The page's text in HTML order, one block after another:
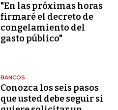
"En las próximas horas
firmaré el decreto de
congelamiento del
gasto público"
BANCOS
Conozca los seis pasos
que usted debe seguir si